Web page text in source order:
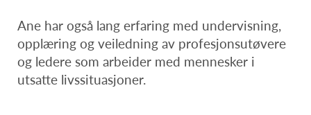
Ane har også lang erfaring med undervisning,
opplæring og veiledning av profesjonsutøvere
og ledere som arbeider med mennesker i
utsatte livssituasjoner.